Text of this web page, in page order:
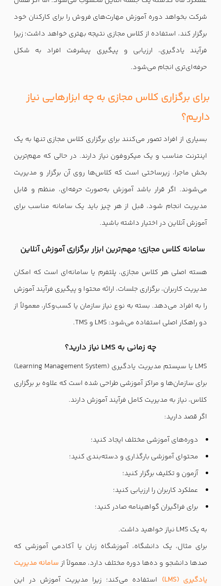
شرکت بخواهد دوره آموزش مهارت‌های فروش را برای کارکنان خود
برگزار کند، استفاده از کلاس مجازی نتیجه بهتری خواهد داشت؛ زیرا
فرآیند یادگیری، ارزیابی و پیگیری پیشرفت افراد به شکل
حرفه‌ای‌تری انجام می‌شود.
برای برگزاری کلاس مجازی به چه ابزارهایی نیاز
داریم؟
بسیاری از افراد تصور می‌کنند برای برگزاری کلاس مجازی تنها به یک
اینترنت مناسب و یک میکروفون نیاز دارند. در حالی که مهم‌ترین
بخش ماجرا، زیرساختی است که کلاس‌ها روی آن برگزار و مدیریت
می‌شوند. اگر قرار باشد آموزش به‌صورت حرفه‌ای، منظم و قابل
مدیریت انجام شود، قبل از هر چیز باید یک سامانه مناسب برای
آموزش آنلاین در اختیار داشته باشید.
سامانه کلاس مجازی؛ مهم‌ترین ابزار برگزاری آموزش آنلاین
هسته اصلی هر کلاس مجازی، پلتفرم یا سامانه‌ای است که امکان
مدیریت کاربران، برگزاری جلسات، ارائه محتوا و پیگیری فرآیند آموزش
را به افراد می‌دهد. بسته به نوع نیاز سازمان یا کسب‌وکار، معمولاً از
دو راهکار اصلی استفاده می‌شود: LMS و TMS.
چه زمانی به LMS نیاز دارید؟
LMS یا سیستم مدیریت یادگیری (Learning Management System)
برای سازمان‌ها و مراکز آموزشی طراحی شده است که علاوه بر برگزاری
کلاس، نیاز به مدیریت کامل فرآیند آموزش دارند.
اگر قصد دارید:
دوره‌های آموزشی مختلف ایجاد کنید؛
محتوای آموزشی بارگذاری و دسته‌بندی کنید؛
آزمون و تکلیف برگزار کنید؛
عملکرد کاربران را ارزیابی کنید؛
برای فراگیران گواهینامه صادر کنید؛
به یک LMS نیاز خواهید داشت.
برای مثال، یک دانشگاه، آموزشگاه زبان یا آکادمی آموزشی که
صدها دانشجو و ده‌ها دوره مختلف دارد، معمولاً از سامانه مدیریت
یادگیری (LMS)
استفاده می‌کند؛ زیرا مدیریت آموزش در این